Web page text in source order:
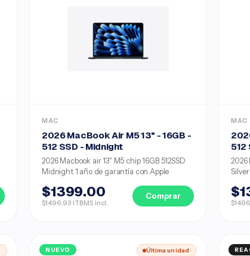
MAC
2026 MacBook Air M5 13" - 16GB -
512 SSD - Midnight
2026 Macbook air 13" M5 chip 16GB 512SSD
Midnight 1 año de garantía con Apple
$1399.00
$1496.93 ITBMS incl.
Comprar
MAC
512
2026
NUEVO Última unidad